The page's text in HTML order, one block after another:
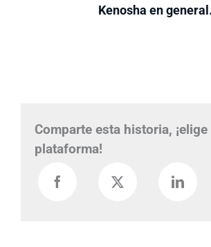
Kenosha en general.
Comparte esta historia, ¡elige
plataforma!